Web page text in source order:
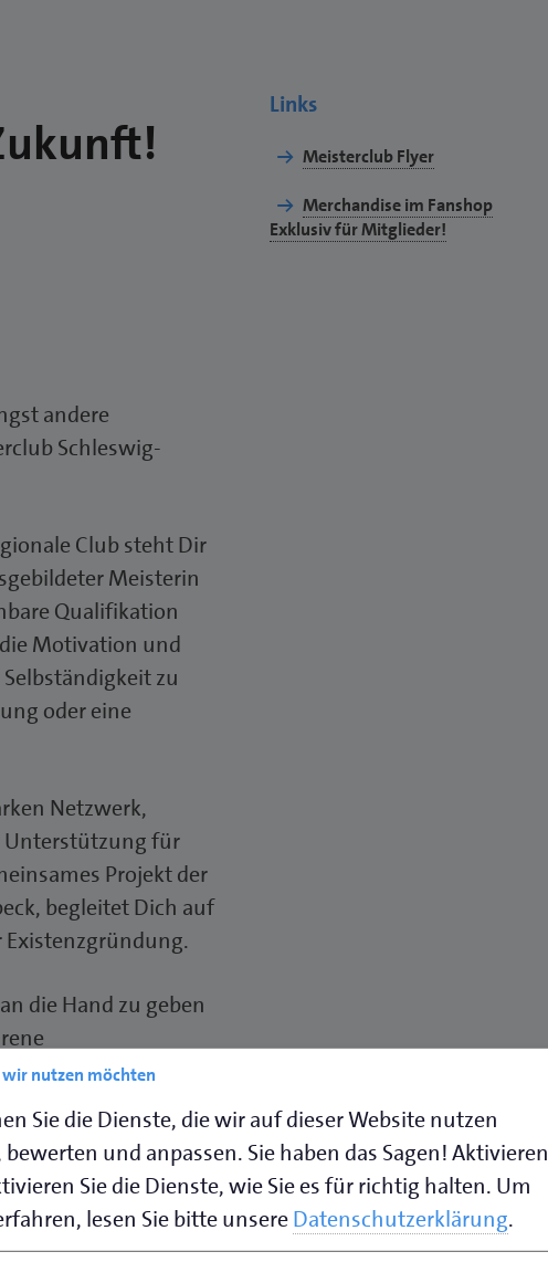
andere
Schleswig-
Club steht Dir
Meisterin
Qualifikation
Motivation und
zu
oder eine
Netzwerk,
Unterstützung für
Projekt der
begleitet Dich auf
Existenzgründung.
die Hand zu geben
reibungslose
Dein Weg nach vorn
bietet
Links
Meisterclub Flyer
Merchandise im Fanshop
Exklusiv für Mitglieder!
nutzen möchten
Sie die Dienste, die wir auf dieser Website nutzen
und anpassen. Sie haben das Sagen! Aktivieren
Sie die Dienste, wie Sie es für richtig halten. Um
lesen Sie bitte unsereDatenschutzerklärung.